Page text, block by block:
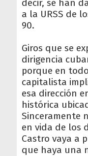
decir, se han
a la URSS de
90.
Giros que se
dirigencia
porque en
capitalista
esa dirección
histórica
Sinceramente
en vida de los
Castro vaya a
que haya una